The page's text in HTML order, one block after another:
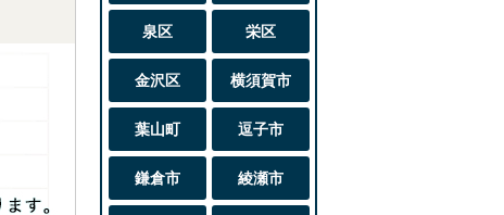
泉区 栄区
金沢区 横須賀市
葉山町 逗子市
鎌倉市 綾瀬市